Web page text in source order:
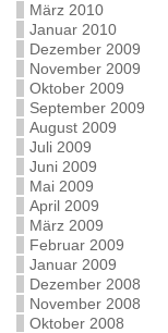
März 2010
Januar 2010
Dezember 2009
November 2009
Oktober 2009
September 2009
August 2009
Juli 2009
Juni 2009
Mai 2009
April 2009
März 2009
Februar 2009
Januar 2009
Dezember 2008
November 2008
Oktober 2008